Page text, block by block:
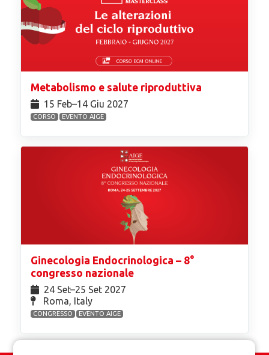
Metabolismo e salute riproduttiva
15 Feb⁠–14 Giu 2027
CORSO EVENTO AIGE
Ginecologia Endocrinologica – 8°
congresso nazionale
24 Set⁠–25 Set 2027
Roma, Italy
CONGRESSO EVENTO AIGE